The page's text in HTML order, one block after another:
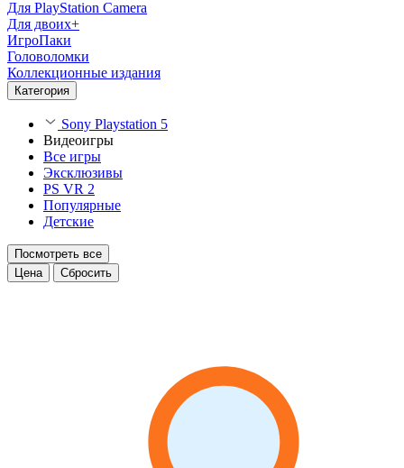
Для PlayStation Camera
Для двоих+
ИгроПаки
Головоломки
Коллекционные издания
Категория
Sony Playstation 5
Видеоигры
Все игры
Эксклюзивы
PS VR 2
Популярные
Детские
Посмотреть все
Цена
Сбросить